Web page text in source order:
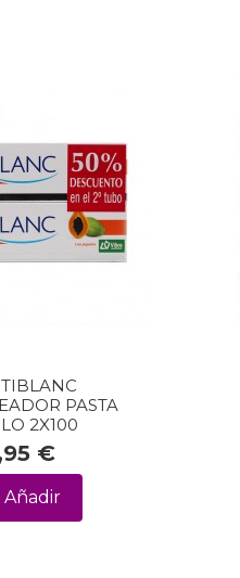
PASTA
2X100
€
Añadir